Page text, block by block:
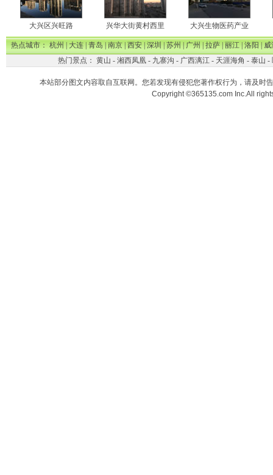
大兴区兴旺路 兴华大街黄村西里 大兴生物医药产业
热点城市：杭州|大连|青岛|南京|西安|深圳|苏州|广州|拉萨|丽江|洛阳|威
热门景点： 黄山 - 湘西凤凰- 九寨沟 - 广西漓江- 天涯海角 - 泰山 -
本站部分图文内容取自互联网。您若发现有侵犯您著作权行为，请及时
Copyright ©365135.com Inc.All